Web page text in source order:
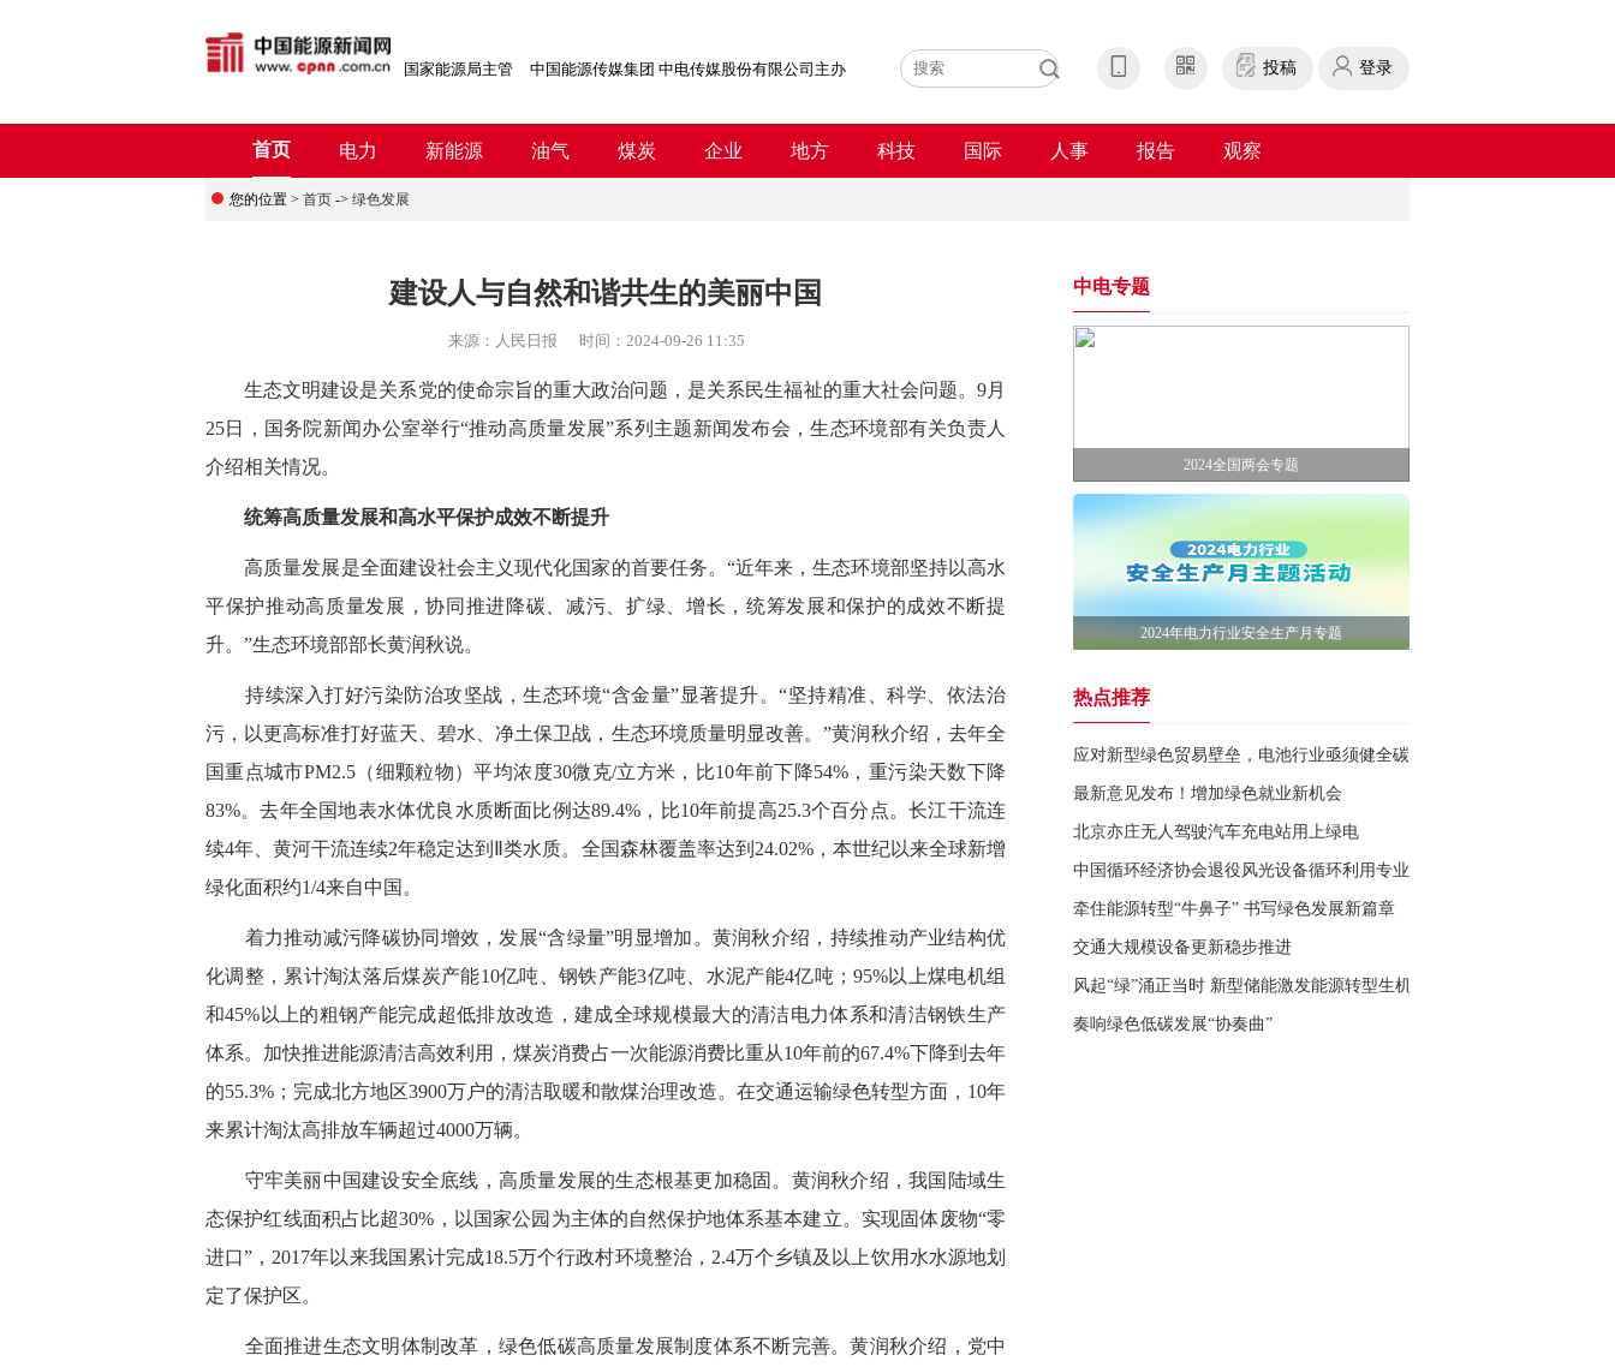
国家能源局主管 中国能源传媒集团 中电传媒股份有限公司主办 投稿 登录
首页 电力 新能源 油气 煤炭 企业 地方 科技 国际 人事 报告 观察
您的位置 > 首页 -> 绿色发展
建设人与自然和谐共生的美丽中国
来源： ​人民日报 时间： 2024-09-26 11:35
生态文明建设是关系党的使命宗旨的重大政治问题，是关系民生福祉的重大社会问题。9月
25日，国务院新闻办公室举行“推动高质量发展”系列主题新闻发布会，生态环境部有关负责人
介绍相关情况。
统筹高质量发展和高水平保护成效不断提升
高质量发展是全面建设社会主义现代化国家的首要任务。“近年来，生态环境部坚持以高水
平保护推动高质量发展，协同推进降碳、减污、扩绿、增长，统筹发展和保护的成效不断提
升。”生态环境部部长黄润秋说。
持续深入打好污染防治攻坚战，生态环境“含金量”显著提升。“坚持精准、科学、依法治
污，以更高标准打好蓝天、碧水、净土保卫战，生态环境质量明显改善。”黄润秋介绍，去年全
国重点城市PM2.5（细颗粒物）平均浓度30微克/立方米，比10年前下降54%，重污染天数下降
83%。去年全国地表水体优良水质断面比例达89.4%，比10年前提高25.3个百分点。长江干流连
续4年、黄河干流连续2年稳定达到Ⅱ类水质。全国森林覆盖率达到24.02%，本世纪以来全球新增
绿化面积约1/4来自中国。
着力推动减污降碳协同增效，发展“含绿量”明显增加。黄润秋介绍，持续推动产业结构优
化调整，累计淘汰落后煤炭产能10亿吨、钢铁产能3亿吨、水泥产能4亿吨；95%以上煤电机组
和45%以上的粗钢产能完成超低排放改造，建成全球规模最大的清洁电力体系和清洁钢铁生产
体系。加快推进能源清洁高效利用，煤炭消费占一次能源消费比重从10年前的67.4%下降到去年
的55.3%；完成北方地区3900万户的清洁取暖和散煤治理改造。在交通运输绿色转型方面，10年
来累计淘汰高排放车辆超过4000万辆。
守牢美丽中国建设安全底线，高质量发展的生态根基更加稳固。黄润秋介绍，我国陆域生
态保护红线面积占比超30%，以国家公园为主体的自然保护地体系基本建立。实现固体废物“零
进口”，2017年以来我国累计完成18.5万个行政村环境整治，2.4万个乡镇及以上饮用水水源地划
定了保护区。
全面推进生态文明体制改革，绿色低碳高质量发展制度体系不断完善。黄润秋介绍，党中
中电专题
2024全国两会专题
2024年电力行业安全生产月专题
热点推荐
应对新型绿色贸易壁垒，电池行业亟须健全碳足迹管理体系
最新意见发布！增加绿色就业新机会
北京亦庄无人驾驶汽车充电站用上绿电
中国循环经济协会退役风光设备循环利用专业委员会成立
牵住能源转型“牛鼻子” 书写绿色发展新篇章
交通大规模设备更新稳步推进
风起“绿”涌正当时 新型储能激发能源转型生机活力
奏响绿色低碳发展“协奏曲”